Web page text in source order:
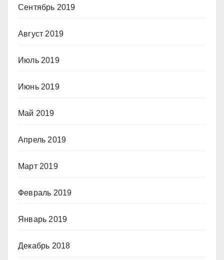
Сентябрь 2019
Август 2019
Июль 2019
Июнь 2019
Май 2019
Апрель 2019
Март 2019
Февраль 2019
Январь 2019
Декабрь 2018